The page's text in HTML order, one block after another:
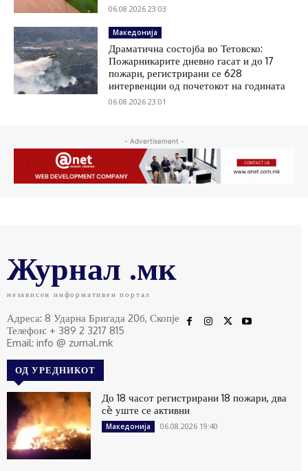
06.08.2026 23:03
Македонија
Драматична состојба во Тетовско:
Пожарникарите дневно гасат и до 17
пожари, регистрирани се 628
интервенции од почетокот на годината
06.08.2026 23:01
- Advertisement -
Журнал .мк
независен информативен портал
Адреса: 8 Ударна Бригада 20б, Скопје
Телефон: + 389 2 3217 815
Email: info @ zurnal.mk
ОД УРЕДНИКОТ
До 18 часот регистрирани 18 пожари, два
сè уште се активни
Македонија 06.08.2026 19:40